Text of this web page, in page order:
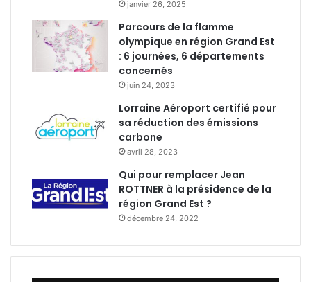
janvier 26, 2025
Parcours de la flamme
olympique en région Grand Est
: 6 journées, 6 départements
concernés
juin 24, 2023
Lorraine Aéroport certifié pour
sa réduction des émissions
carbone
avril 28, 2023
Qui pour remplacer Jean
ROTTNER à la présidence de la
région Grand Est ?
décembre 24, 2022